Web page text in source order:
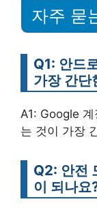
자주 묻
Q1: 안드
가장 간단
A1: Google
는 것이 가장
Q2: 안전
이 되나요